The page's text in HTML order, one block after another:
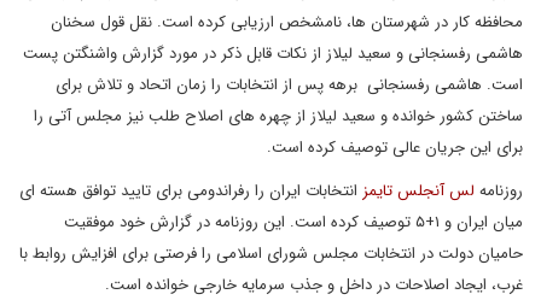
محافظه کار در شهرستان ها، نامشخص ارزیابی کرده است. نقل قول سخنان
هاشمی رفسنجانی و سعید لیلاز از نکات قابل ذکر در مورد گزارش واشنگتن پست
است. هاشمی رفسنجانی برهه پس از انتخابات را زمان اتحاد و تلاش برای
ساختن کشور خوانده و سعید لیلاز از چهره های اصلاح طلب نیز مجلس آتی را
برای این جریان عالی توصیف کرده است.
روزنامه لس آنجلس تایمز انتخابات ایران را رفراندومی برای تایید توافق هسته ای
میان ایران و ۱+۵ توصیف کرده است. این روزنامه در گزارش خود موفقیت
حامیان دولت در انتخابات مجلس شورای اسلامی را فرصتی برای افزایش روابط با
غرب، ایجاد اصلاحات در داخل و جذب سرمایه خارجی خوانده است.